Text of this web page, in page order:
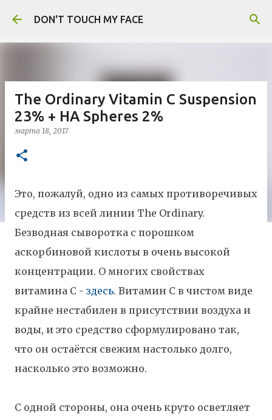
К основному контенту
DON'T TOUCH MY FACE
The Ordinary Vitamin C Suspension
23% + HA Spheres 2%
марта 18, 2017
Это, пожалуй, одно из самых противоречивых
средств из всей линии The Ordinary.
Безводная сыворотка с порошком
аскорбиновой кислоты в очень высокой
концентрации. О многих свойствах
витамина С - здесь. Витамин С в чистом виде
крайне нестабилен в присутствии воздуха и
воды, и это средство сформулировано так,
что он остаётся свежим настолько долго,
насколько это возможно.
С одной стороны, она очень круто осветляет